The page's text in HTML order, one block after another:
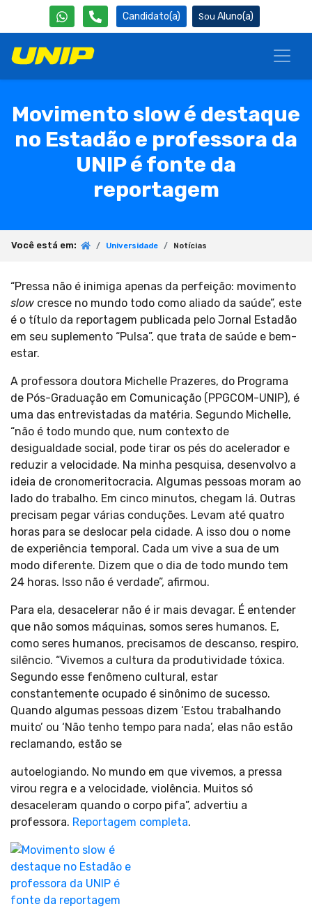
Candidato(a) Aluno(a)
Movimento slow é destaque
no Estadão e professora da
UNIP é fonte da
reportagem
Você está em: Universidade Notícias
“Pressa não é inimiga apenas da perfeição: movimento
slow cresce no mundo todo como aliado da saúde”, este
é o título da reportagem publicada pelo Jornal Estadão
em seu suplemento “Pulsa”, que trata de saúde e bem-
estar.
A professora doutora Michelle Prazeres, do Programa
de Pós-Graduação em Comunicação (PPGCOM-UNIP), é
uma das entrevistadas da matéria. Segundo Michelle,
“não é todo mundo que, num contexto de
desigualdade social, pode tirar os pés do acelerador e
reduzir a velocidade. Na minha pesquisa, desenvolvo a
ideia de cronomeritocracia. Algumas pessoas moram ao
lado do trabalho. Em cinco minutos, chegam lá. Outras
precisam pegar várias conduções. Levam até quatro
horas para se deslocar pela cidade. A isso dou o nome
de experiência temporal. Cada um vive a sua de um
modo diferente. Dizem que o dia de todo mundo tem
24 horas. Isso não é verdade”, afirmou.
Para ela, desacelerar não é ir mais devagar. É entender
que não somos máquinas, somos seres humanos. E,
como seres humanos, precisamos de descanso, respiro,
silêncio. “Vivemos a cultura da produtividade tóxica.
Segundo esse fenômeno cultural, estar
constantemente ocupado é sinônimo de sucesso.
Quando algumas pessoas dizem ‘Estou trabalhando
muito’ ou ‘Não tenho tempo para nada’, elas não estão
reclamando, estão se
autoelogiando. No mundo em que vivemos, a pressa
virou regra e a velocidade, violência. Muitos só
desaceleram quando o corpo pifa”, advertiu a
professora. Reportagem completa.